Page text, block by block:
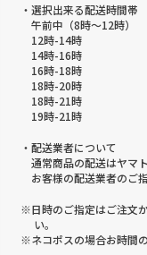
・選択出来る配送時間帯
午前中（8時～12時）
12時-14時
14時-16時
16時-18時
18時-20時
18時-21時
19時-21時
・配送業者について
通常商品の配送はヤマ
お客様の配送業者のご
※日時のご指定はご注文
い。
※ネコポスの場合お時間